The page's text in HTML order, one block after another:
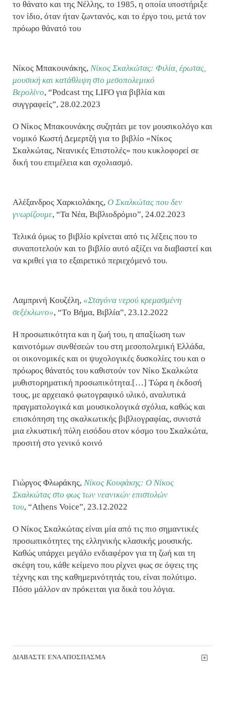
το θάνατο και της Νέλλης, το 1985, η οποία υποστήριξε
τον ίδιο, όταν ήταν ζωντανός, και το έργο του, μετά τον
πρόωρο θάνατό του
Νίκος Μπακουνάκης, Νίκος Σκαλκώτας: Φιλία, έρωτας,
μουσική και κατάθλιψη στο μεσοπολεμικό
Βερολίνο, “Podcast της LIFO για βιβλία και
συγγραφείς”, 28.02.2023
Ο Νίκος Μπακουνάκης συζητάει με τον μουσικολόγο και
νομικό Κωστή Δεμερτζή για το βιβλίο «Νίκος
Σκαλκώτας, Νεανικές Επιστολές» που κυκλοφορεί σε
δική του επιμέλεια και σχολιασμό.
Αλέξανδρος Χαρκιολάκης, Ο Σκαλκώτας που δεν
γνωρίζουμε, “Τα Νέα, Βιβλιοδρόμιο”, 24.02.2023
Τελικά όμως το βιβλίο κρίνεται από τις λέξεις που το
συναποτελούν και το βιβλίο αυτό αξίζει να διαβαστεί και
να κριθεί για το εξαιρετικό περιεχόμενό του.
Λαμπρινή Κουζέλη, «Σταγόνα νερού κρεμασμένη
σεξέκλωνο», “Tο Βήμα, Βιβλία”, 23.12.2022
Η προσωπικότητα και η ζωή του, η απαξίωση των
καινοτόμων συνθέσεών του στη μεσοπολεμική Ελλάδα,
οι οικονομικές και οι ψυχολογικές δυσκολίες του και ο
πρόωρος θάνατός του καθιστούν τον Νίκο Σκαλκώτα
μυθιστορηματική προσωπικότητα.[…] Τώρα η έκδοσή
τους, με αρχειακό φωτογραφικό υλικό, αναλυτικά
πραγματολογικά και μουσικολογικά σχόλια, καθώς και
επισκόπηση της σκαλκωτικής βιβλιογραφίας, συνιστά
μια ελκυστική πύλη εισόδου στον κόσμο του Σκαλκώτα,
προσιτή στο γενικό κοινό
Γιώργος Φλωράκης, Νίκος Κουφάκης: Ο Νίκος
Σκαλκώτας στο φως των νεανικών επιστολών
του, “Athens Voice”, 23.12.2022
Ο Νίκος Σκαλκώτας είναι μία από τις πιο σημαντικές
προσωπικότητες της ελληνικής κλασικής μουσικής.
Καθώς υπάρχει μεγάλο ενδιαφέρον για τη ζωή και τη
σκέψη του, κάθε κείμενο που ρίχνει φως σε όψεις της
τέχνης και της καθημερινότητάς του, είναι πολύτιμο.
Πόσο μάλλον αν πρόκειται για δικά του λόγια.
ΔΙΑΒΑΣΤΕ ΕΝΑ ΑΠΟΣΠΑΣΜΑ